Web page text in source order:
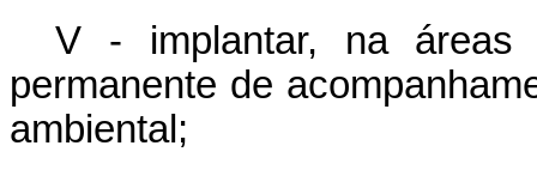
V - implantar, na áreas
permanente de
ambiental;